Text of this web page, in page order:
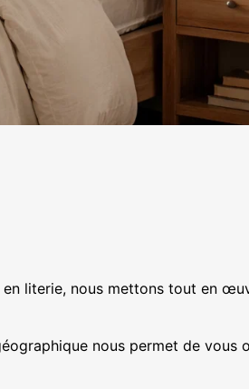
en literie, nous mettons tout en
nous permet de vous